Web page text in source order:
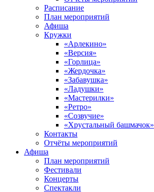
Расписание
План мероприятий
Афиша
Кружки
«Арлекино»
«Версия»
«Горлица»
«Жердочка»
«Забавушка»
«Ладушки»
«Мастерилки»
«Ретро»
«Созвучие»
«Хрустальный башмачок»
Контакты
Отчёты мероприятий
Афиша
План мероприятий
Фестивали
Концерты
Спектакли